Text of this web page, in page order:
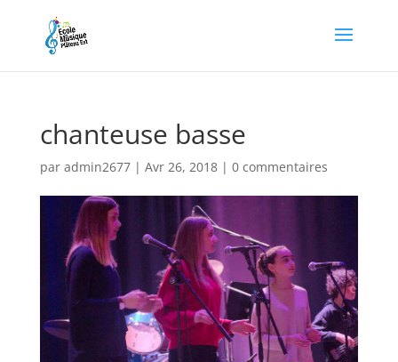
chanteuse basse
par admin2677| Avr 26, 2018| 0 commentaires